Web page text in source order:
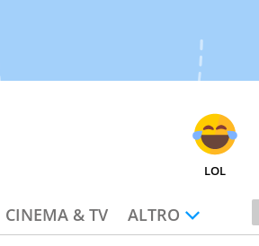
LOL
CINEMA & TV ALTRO